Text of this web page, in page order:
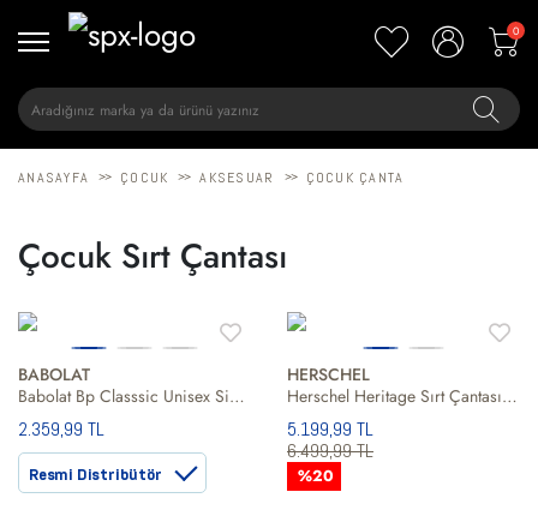
0
ANASAYFA >> ÇOCUK >> AKSESUAR >> ÇOCUK ÇANTA
Çocuk Sırt Çantası
BABOLAT
Babolat Bp Classsic Unisex Siyah Sırt Çantası
2.359,99 TL
Resmi Distribütör
HERSCHEL
Herschel Heritage Sırt Çantası Unisex Sırt Çantası
5.199,99 TL
6.499,99 TL
%20